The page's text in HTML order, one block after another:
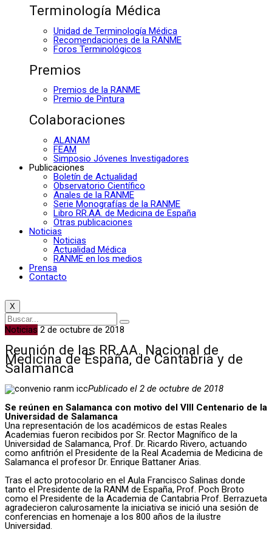
Terminología Médica
Unidad de Terminología Médica
Recomendaciones de la RANME
Foros Terminológicos
Premios
Premios de la RANME
Premio de Pintura
Colaboraciones
ALANAM
FEAM
Simposio Jóvenes Investigadores
Publicaciones
Boletín de Actualidad
Observatorio Científico
Anales de la RANME
Serie Monografías de la RANME
Libro RR.AA. de Medicina de España
Otras publicaciones
Noticias
Noticias
Actualidad Médica
RANME en los medios
Prensa
Contacto
X
Noticias 2 de octubre de 2018
Reunión de las RR.AA. Nacional de
Medicina de España, de Cantabria y de
Salamanca
Publicado el 2 de octubre de 2018
Se reúnen en Salamanca con motivo del VIII Centenario de la
Universidad de Salamanca
Una representación de los académicos de estas Reales
Academias fueron recibidos por Sr. Rector Magnífico de la
Universidad de Salamanca, Prof. Dr. Ricardo Rivero, actuando
como anfitrión el Presidente de la Real Academia de Medicina de
Salamanca el profesor Dr. Enrique Battaner Arias.
Tras el acto protocolario en el Aula Francisco Salinas donde
tanto el Presidente de la RANM de España, Prof. Poch Broto
como el Presidente de la Academia de Cantabria Prof. Berrazueta
agradecieron calurosamente la iniciativa se inició una sesión de
conferencias en homenaje a los 800 años de la ilustre
Universidad.